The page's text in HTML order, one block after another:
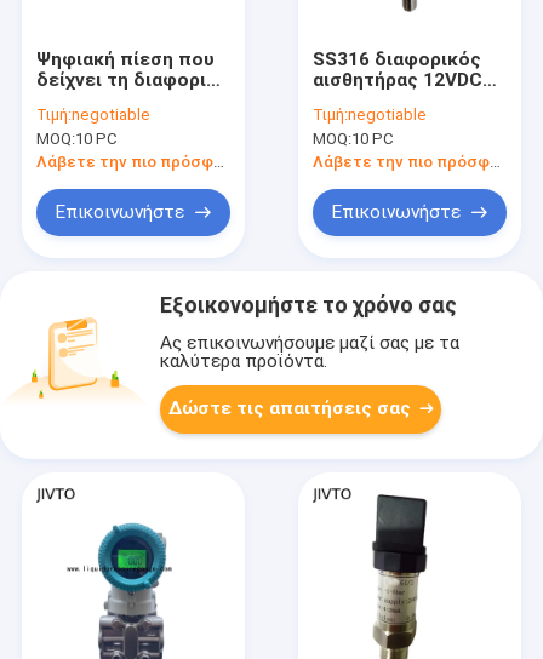
Ψηφιακή πίεση που
δείχνει τη διαφορική
σημάτων πίεσης
20mA 36V SS316
Τιμή:negotiable
MOQ:10 PC
Λάβετε την πιο πρόσφατη τιμή
Επικοινωνήστε
SS316 διαφορικός
αισθητήρας 12VDC
πυριτίου για το
πετρέλαιο
Τιμή:negotiable
MOQ:10 PC
Λάβετε την πιο πρόσφατη τιμή
Επικοινωνήστε
Εξοικονομήστε το χρόνο σας
Ας επικοινωνήσουμε μαζί σας με τα
καλύτερα προϊόντα.
Δώστε τις απαιτήσεις σας